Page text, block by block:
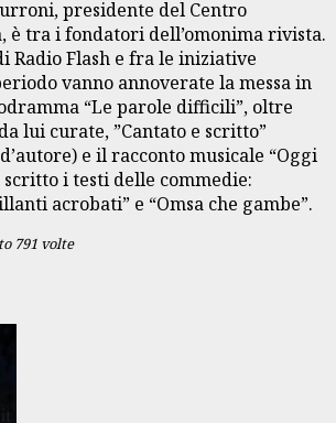
presidente del Centro
è tra i fondatori dell’omonima rivista.
Radio Flash e fra le iniziative
vanno annoverate la messa in
“Le parole difficili”, oltre
lui curate, ”Cantato e scritto”
e il racconto musicale “Oggi
scritto i testi delle commedie:
acrobati” e “Omsa che gambe”.
791 volte